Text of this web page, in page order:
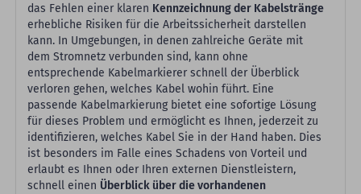
das Fehlen einer klaren Kennzeichnung der Kabelstränge
erhebliche Risiken für die Arbeitssicherheit darstellen
kann. In Umgebungen, in denen zahlreiche Geräte mit
dem Stromnetz verbunden sind, kann ohne
entsprechende Kabelmarkierer schnell der Überblick
verloren gehen, welches Kabel wohin führt. Eine
passende Kabelmarkierung bietet eine sofortige Lösung
für dieses Problem und ermöglicht es Ihnen, jederzeit zu
identifizieren, welches Kabel Sie in der Hand haben. Dies
ist besonders im Falle eines Schadens von Vorteil und
erlaubt es Ihnen oder Ihren externen Dienstleistern,
schnell einen Überblick über die vorhandenen